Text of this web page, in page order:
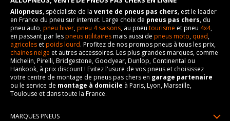
Allopneus, spécialiste de la vente de pneus pas chers, est le leader
en France du pneu sur internet. Large choix de pneus pas chers, du
pneu auto,pneu hiver,pneu 4 saisons, au pneu tourisme et pneu 4x4,
en passant par lespneus utilitairesmais aussi de pneus moto, quad,
agricoles etpoids lourd. Profitez de nos promos pneus à tous les prix,
chaines neige et autres accessoires. Les plus grandes marques, comme
Michelin, Pirelli, Bridgestone, Goodyear, Dunlop, Continental ou
Hankook, à prix discount ! Evitez l'usure de vos pneus et choisissez
votre centre de montage de pneus pas chers en garage partenaire
ou le service de montage à domicile à Paris, Lyon, Marseille,
Toulouse et dans toute la France.
MARQUES PNEUS